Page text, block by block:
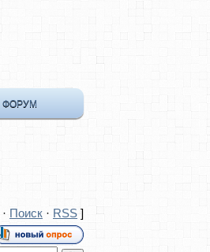
ФОРУМ
· Поиск · RSS]